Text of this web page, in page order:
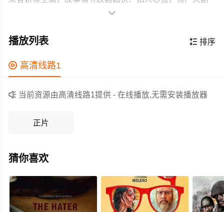
情片爱好者和观众们都期待不已。
老师同事间遭受白眼的熙珠（全昭旻 饰），和讨厌异想天
作为一部 上映的剧情电影，在当期同类题材影片中具有一
定的看点，在演员表现和剧情架构上也都有不错的亮点，
剧情紧凑，角色塑造鲜明，适合喜欢剧情类电影的观众观

 排序
播放列表
 高清线路1
 当前资源由高清线路1提供 - 在线播放,无需安装播放器
正片
猜你喜欢